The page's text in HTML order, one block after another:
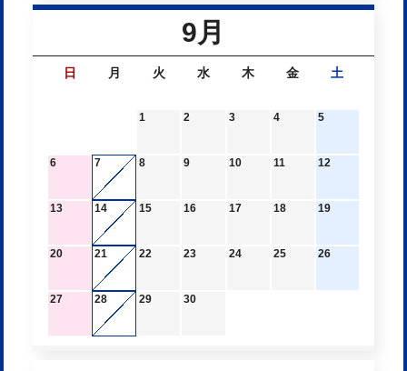
9月
日 月 火 水 木 金 土
1 2 3 4 5
6 7 8 9 10 11 12
13 14 15 16 17 18 19
20 21 22 23 24 25 26
27 28 29 30